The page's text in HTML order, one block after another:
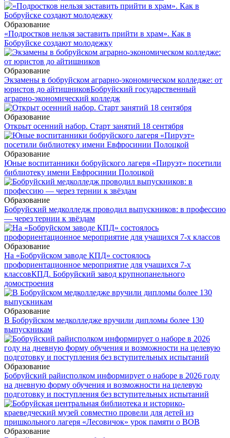
Образование
«Подростков нельзя заставить прийти в храм». Как в
Бобруйске создают молодежку
Образование
Экзамены в бобруйском аграрно-экономическом колледже: от
юристов до айтишниковБобруйский государственный
аграрно-экономический колледж
Образование
Открыт осенний набор. Старт занятий 18 сентября
Образование
Юные воспитанники бобруйского лагеря «Пируэт» посетили
библиотеку имени Евфросинии Полоцкой
Образование
Бобруйский медколледж проводил выпускников: в профессию
— через тернии к звёздам
Образование
На «Бобруйском заводе КПД» состоялось
профориентационное мероприятие для учащихся 7-х
классовКПД. Бобруйский завод крупнопанельного
домостроения
Образование
В Бобруйском медколледже вручили дипломы более 130
выпускникам
Образование
Бобруйский райисполком информирует о наборе в 2026 году
на дневную форму обучения и возможности на целевую
подготовку и поступления без вступительных испытаний
Образование